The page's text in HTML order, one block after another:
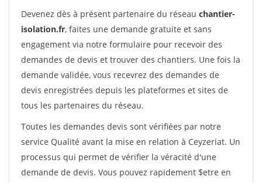
Devenez dès à présent partenaire du réseau chantier-
isolation.fr, faites une demande gratuite et sans
engagement via notre formulaire pour recevoir des
demandes de devis et trouver des chantiers. Une fois la
demande validée, vous recevrez des demandes de
devis enregistrées depuis les plateformes et sites de
tous les partenaires du réseau.
Toutes les demandes devis sont vérifiées par notre
service Qualité avant la mise en relation à Ceyzeriat. Un
processus qui permet de vérifier la véracité d'une
demande de devis. Vous pouvez rapidement $etre en